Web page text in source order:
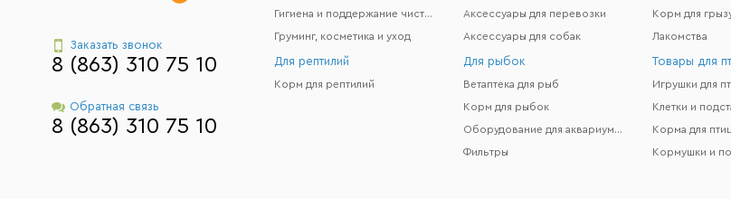
Заказать звонок
8 (863) 310 75 10
Обратная связь
8 (863) 310 75 10
Гигиена и поддержание чистоты
Груминг, косметика и уход
Аксессуары для перевозки
Аксессуары для собак
Корм для
Лакомства
Для рептилий
Корм для рептилий
Для рыбок
Ветаптека для рыб
Корм для рыбок
Оборудование для аквариумов
Фильтры
Товары для
Клетки и
Корма для птиц
Кормушки и